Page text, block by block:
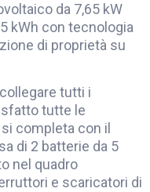
da 7,65 kW
kWh con tecnologia
di proprietà su
tutti i
tutte le
completa con il
di 2 batterie da 5
nel quadro
e scaricatori di